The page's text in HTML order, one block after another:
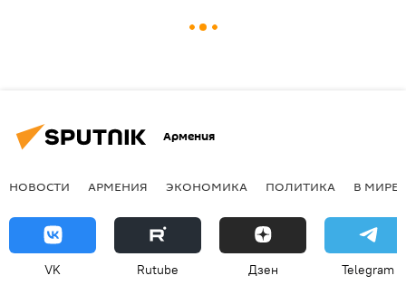
Армения
НОВОСТИ АРМЕНИЯ ЭКОНОМИКА ПОЛИТИКА В МИРЕ
VK Rutube Дзен Telegram